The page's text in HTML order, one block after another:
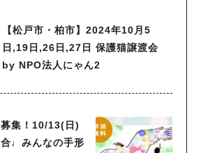
【松戸市・柏市】2024年10月5
日,19日,26日,27日 保護猫譲渡会
by NPO法人にゃん2
募集！10/13(日)
♩みんなの手形